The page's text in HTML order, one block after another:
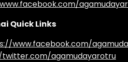
Quick Links
www.facebook.com/
agamudayarotru